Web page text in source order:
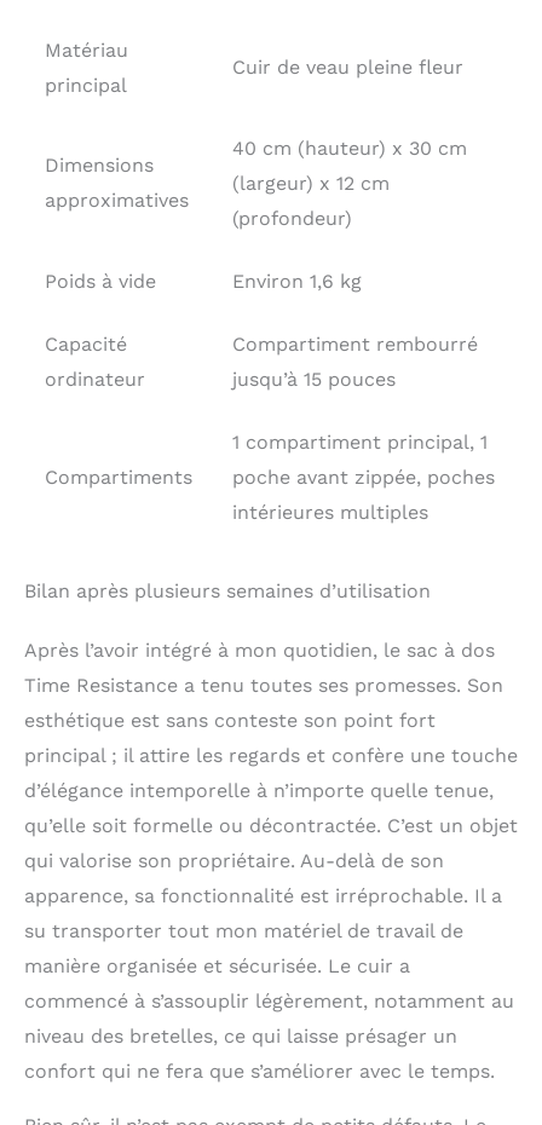
Matériau
principal
Cuir de veau pleine fleur
Dimensions
approximatives
40 cm (hauteur) x 30 cm
(largeur) x 12 cm
(profondeur)
Poids à vide Environ 1,6 kg
Capacité
ordinateur
Compartiment rembourré
jusqu’à 15 pouces
Compartiments
1 compartiment principal, 1
poche avant zippée, poches
intérieures multiples
Bilan après plusieurs semaines d’utilisation
Après l’avoir intégré à mon quotidien, le sac à dos
Time Resistance a tenu toutes ses promesses. Son
esthétique est sans conteste son point fort
principal ; il attire les regards et confère une touche
d’élégance intemporelle à n’importe quelle tenue,
qu’elle soit formelle ou décontractée. C’est un objet
qui valorise son propriétaire. Au-delà de son
apparence, sa fonctionnalité est irréprochable. Il a
su transporter tout mon matériel de travail de
manière organisée et sécurisée. Le cuir a
commencé à s’assouplir légèrement, notamment au
niveau des bretelles, ce qui laisse présager un
confort qui ne fera que s’améliorer avec le temps.